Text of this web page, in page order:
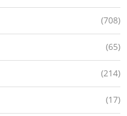
(708)
(65)
(214)
(17)